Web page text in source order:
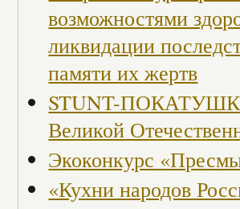
возможностями
ликвидации
памяти их жертв
STUNT-
Великой
Экоконкурс
«Кухни народов